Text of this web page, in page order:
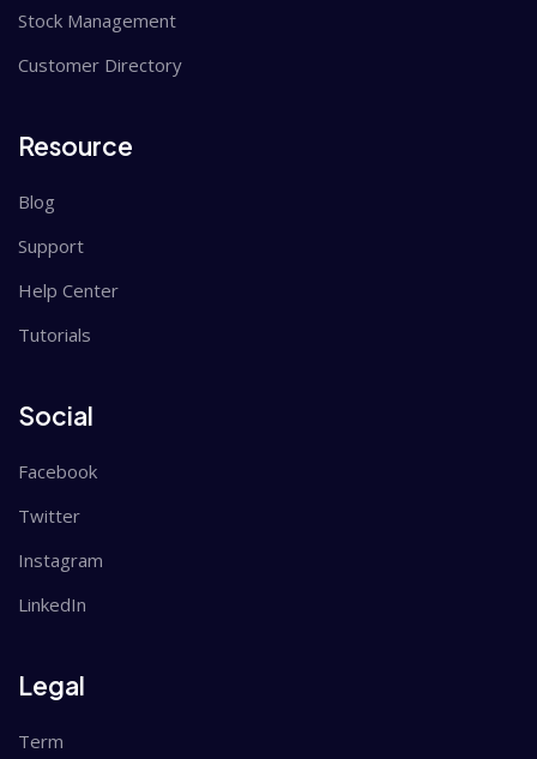
Stock Management
Customer Directory
Resource
Blog
Support
Help Center
Tutorials
Social
Facebook
Twitter
Instagram
LinkedIn
Legal
Term